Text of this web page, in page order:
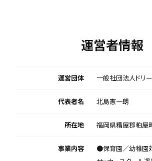
運営者情報
運営団体 一般社団法人ドリ
代表者名 北島憲一朗
所在地 福岡県糟屋郡粕屋
事業内容
●保育園／幼稚園